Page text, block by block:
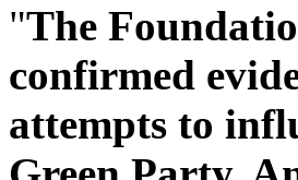
"The
confirmed
attempts to